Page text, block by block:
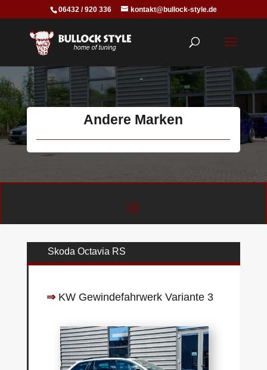
06432 / 920 336 kontakt@bullock-style.de
Andere Marken
Skoda Octavia RS
⇒KW Gewindefahrwerk Variante 3